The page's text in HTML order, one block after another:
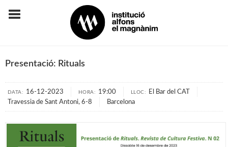
Presentació: Rituals
DATA: 16-12-2023 HORA: 19:00 LLOC:
El Bar del CAT
Travessia de Sant Antoni, 6-8
Barcelona